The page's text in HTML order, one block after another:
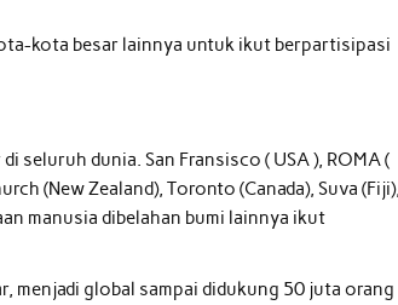
kota besar lainnya untuk ikut berpartisipasi
seluruh dunia. San Fransisco ( USA ), ROMA (
(New Zealand), Toronto (Canada), Suva (Fiji),
manusia dibelahan bumi lainnya ikut
menjadi global sampai didukung 50 juta orang